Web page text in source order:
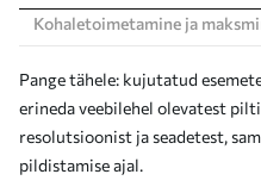
Kohaletoimetamine ja
Pange tähele: kujutatud
erineda veebilehel olevatest
resolutsioonist ja seadetest,
pildistamise ajal.